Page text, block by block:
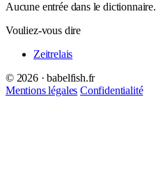
Aucune entrée dans le dictionnaire.
Vouliez-vous dire
Zeitrelais
© 2026 · babelfish.fr
Mentions légales Confidentialité